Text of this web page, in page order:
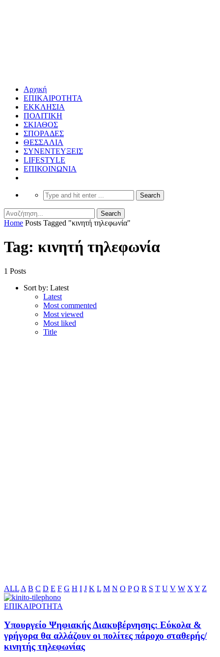
Αρχική
ΕΠΙΚΑΙΡΟΤΗΤΑ
ΕΚΚΛΗΣΙΑ
ΠΟΛΙΤΙΚΗ
ΣΚΙΑΘΟΣ
ΣΠΟΡΑΔΕΣ
ΘΕΣΣΑΛΙΑ
ΣΥΝΕΝΤΕΥΞΕΙΣ
LIFESTYLE
ΕΠΙΚΟΙΝΩΝΙΑ
Home Posts Tagged "κινητή τηλεφωνία"
Tag: κινητή τηλεφωνία
1 Posts
Sort by: Latest
Latest
Most commented
Most viewed
Most liked
Title
ALL A B C D E F G H I J K L M N O P Q R S T U V W X Y Z
ΕΠΙΚΑΙΡΟΤΗΤΑ
Υπουργείο Ψηφιακής Διακυβέρνησης: Εύκολα &
γρήγορα θα αλλάζουν οι πολίτες πάροχο σταθερής/
κινητής τηλεφωνίας